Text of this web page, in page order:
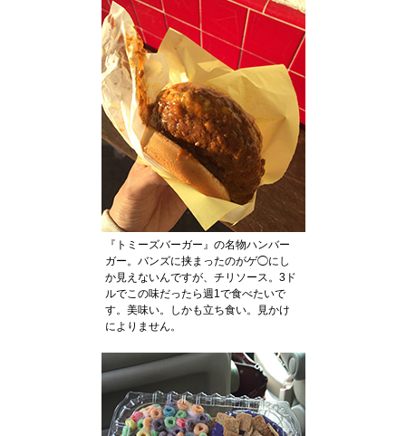
『トミーズバーガー』の名物ハンバー
ガー。バンズに挟まったのがゲ◯にし
か見えないんですが、チリソース。3ド
ルでこの味だったら週1で食べたいで
す。美味い。しかも立ち食い。見かけ
によりません。